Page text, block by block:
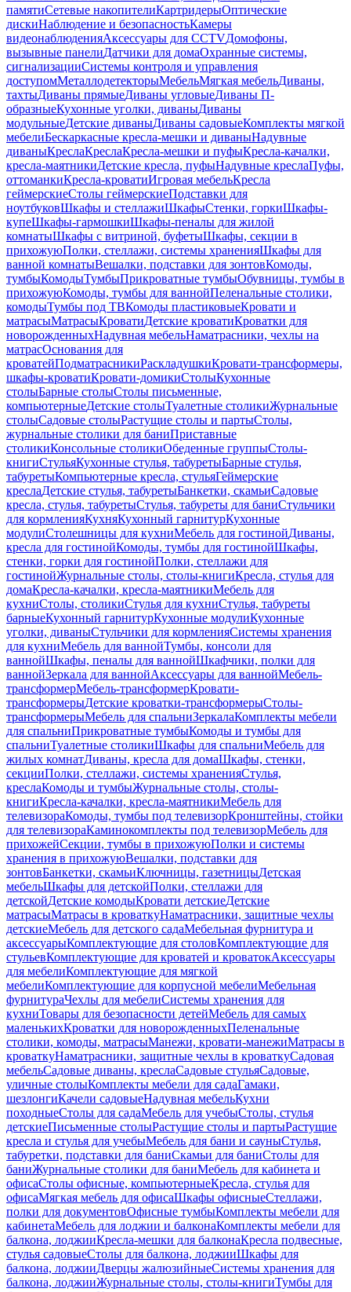
памятиСетевые накопителиКартридерыОптические
дискиНаблюдение и безопасностьКамеры
видеонаблюденияАксессуары для CCTVДомофоны,
вызывные панелиДатчики для домаОхранные системы,
сигнализацииСистемы контроля и управления
доступомМеталлодетекторыМебельМягкая мебельДиваны,
тахтыДиваны прямыеДиваны угловыеДиваны П-
образныеКухонные уголки, диваныДиваны
модульныеДетские диваныДиваны садовыеКомплекты мягкой
мебелиБескаркасные кресла-мешки и диваныНадувные
диваныКреслаКреслаКресла-мешки и пуфыКресла-качалки,
кресла-маятникиДетские кресла, пуфыНадувные креслаПуфы,
оттоманкиКресла-кроватиИгровая мебельКресла
геймерскиеСтолы геймерскиеПодставки для
ноутбуковШкафы и стеллажиШкафыСтенки, горкиШкафы-
купеШкафы-гармошкиШкафы-пеналы для жилой
комнатыШкафы с витриной, буфетыШкафы, секции в
прихожуюПолки, стеллажи, системы храненияШкафы для
ванной комнатыВешалки, подставки для зонтовКомоды,
тумбыКомодыТумбыПрикроватные тумбыОбувницы, тумбы в
прихожуюКомоды, тумбы для ваннойПеленальные столики,
комодыТумбы под ТВКомоды пластиковыеКровати и
матрасыМатрасыКроватиДетские кроватиКроватки для
новорожденныхНадувная мебельНаматрасники, чехлы на
матрасОснования для
кроватейПодматрасникиРаскладушкиКровати-трансформеры,
шкафы-кроватиКровати-домикиСтолыКухонные
столыБарные столыСтолы письменные,
компьютерныеДетские столыТуалетные столикиЖурнальные
столыСадовые столыРастущие столы и партыСтолы,
журнальные столики для баниПриставные
столикиКонсольные столикиОбеденные группыСтолы-
книгиСтульяКухонные стулья, табуретыБарные стулья,
табуретыКомпьютерные кресла, стульяГеймерские
креслаДетские стулья, табуретыБанкетки, скамьиСадовые
кресла, стулья, табуретыСтулья, табуреты для баниСтульчики
для кормленияКухняКухонный гарнитурКухонные
модулиСтолешницы для кухниМебель для гостинойДиваны,
кресла для гостинойКомоды, тумбы для гостинойШкафы,
стенки, горки для гостинойПолки, стеллажи для
гостинойЖурнальные столы, столы-книгиКресла, стулья для
домаКресла-качалки, кресла-маятникиМебель для
кухниСтолы, столикиСтулья для кухниСтулья, табуреты
барныеКухонный гарнитурКухонные модулиКухонные
уголки, диваныСтульчики для кормленияСистемы хранения
для кухниМебель для ваннойТумбы, консоли для
ваннойШкафы, пеналы для ваннойШкафчики, полки для
ваннойЗеркала для ваннойАксессуары для ваннойМебель-
трансформерМебель-трансформерКровати-
трансформерыДетские кроватки-трансформерыСтолы-
трансформерыМебель для спальниЗеркалаКомплекты мебели
для спальниПрикроватные тумбыКомоды и тумбы для
спальниТуалетные столикиШкафы для спальниМебель для
жилых комнатДиваны, кресла для домаШкафы, стенки,
секцииПолки, стеллажи, системы храненияСтулья,
креслаКомоды и тумбыЖурнальные столы, столы-
книгиКресла-качалки, кресла-маятникиМебель для
телевизораКомоды, тумбы под телевизорКронштейны, стойки
для телевизораКаминокомплекты под телевизорМебель для
прихожейСекции, тумбы в прихожуюПолки и системы
хранения в прихожуюВешалки, подставки для
зонтовБанкетки, скамьиКлючницы, газетницыДетская
мебельШкафы для детскойПолки, стеллажи для
детскойДетские комодыКровати детскиеДетские
матрасыМатрасы в кроваткуНаматрасники, защитные чехлы
детскиеМебель для детского садаМебельная фурнитура и
аксессуарыКомплектующие для столовКомплектующие для
стульевКомплектующие для кроватей и кроватокАксессуары
для мебелиКомплектующие для мягкой
мебелиКомплектующие для корпусной мебелиМебельная
фурнитураЧехлы для мебелиСистемы хранения для
кухниТовары для безопасности детейМебель для самых
маленькихКроватки для новорожденныхПеленальные
столики, комоды, матрасыМанежи, кровати-манежиМатрасы в
кроваткуНаматрасники, защитные чехлы в кроваткуСадовая
мебельСадовые диваны, креслаСадовые стульяСадовые,
уличные столыКомплекты мебели для садаГамаки,
шезлонгиКачели садовыеНадувная мебельКухни
походныеСтолы для садаМебель для учебыСтолы, стулья
детскиеПисьменные столыРастущие столы и партыРастущие
кресла и стулья для учебыМебель для бани и сауныСтулья,
табуретки, подставки для баниСкамьи для баниСтолы для
баниЖурнальные столики для баниМебель для кабинета и
офисаСтолы офисные, компьютерныеКресла, стулья для
офисаМягкая мебель для офисаШкафы офисныеСтеллажи,
полки для документовОфисные тумбыКомплекты мебели для
кабинетаМебель для лоджии и балконаКомплекты мебели для
балкона, лоджииКресла-мешки для балконаКресла подвесные,
стулья садовыеСтолы для балкона, лоджииШкафы для
балкона, лоджииДверцы жалюзийныеСистемы хранения для
балкона, лоджииЖурнальные столы, столы-книгиТумбы для